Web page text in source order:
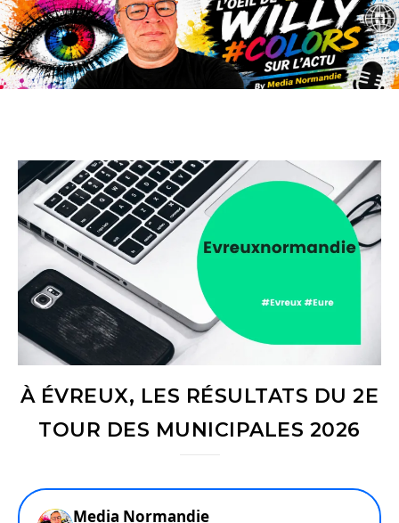
À ÉVREUX, LES RÉSULTATS DU 2E
TOUR DES MUNICIPALES 2026